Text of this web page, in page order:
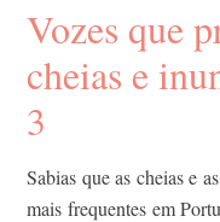
Vozes que
cheias e
3
Sabias que as cheias e
mais frequentes em